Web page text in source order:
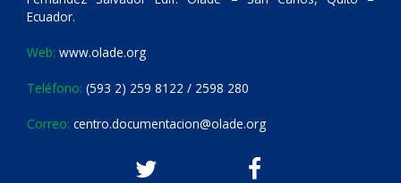
Ecuador.
Web: www.olade.org
Teléfono: (593 2) 259 8122 / 2598 280
Correo: centro.documentacion@olade.org